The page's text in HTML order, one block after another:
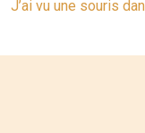
J’ai vu une souris